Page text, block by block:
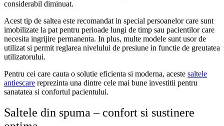
considerabil diminuat.
Acest tip de saltea este recomandat in special persoanelor care sunt
imobilizate la pat pentru perioade lungi de timp sau pacientilor care
necesita ingrijire permanenta. In plus, multe modele sunt usor de
utilizat si permit reglarea nivelului de presiune in functie de greutatea
utilizatorului.
Pentru cei care cauta o solutie eficienta si moderna, aceste saltele
antiescare reprezinta una dintre cele mai bune investitii pentru
sanatatea si confortul pacientului.
Saltele din spuma – confort si sustinere